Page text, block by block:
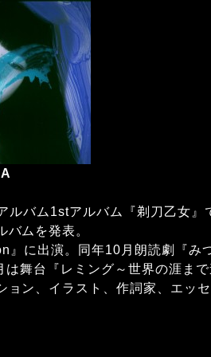
ルバム1stアルバム『剃刀乙女』
バムを発表。
』に出演。同年10月朗読劇『み
舞台『レミング～世界の涯まで
ョン、イラスト、作詞家、エッ